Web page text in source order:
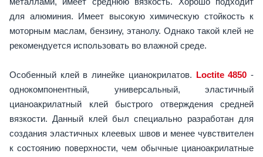
для алюминия. Имеет высокую химическую стойкость к
моторным маслам, бензину, этанолу. Однако такой клей не
рекомендуется использовать во влажной среде.
Особенный клей в линейке цианокрилатов. Loctite 4850 -
однокомпонентный, универсальный, эластичный
цианоакрилатный клей быстрого отверждения средней
вязкости. Данный клей был специально разработан для
создания эластичных клеевых швов и менее чувствителен
к состоянию поверхности, чем обычные цианоакрилатные